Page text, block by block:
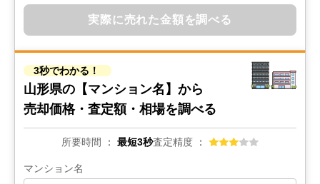
実際に売れた金額を調べる
3秒でわかる！
山形県の 【マンション名】から
売却価格・査定額・相場を調べる
所要時間 最短3秒査定精度
マンション名